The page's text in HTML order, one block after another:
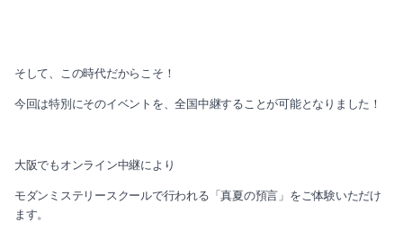
2018-07（1）
そして、この時代だからこそ！
今回は特別にそのイベントを、全国中継することが可能となりました！
大阪でもオンライン中継により
モダンミステリースクールで行われる「真夏の預言」をご体験いただけ
ます。